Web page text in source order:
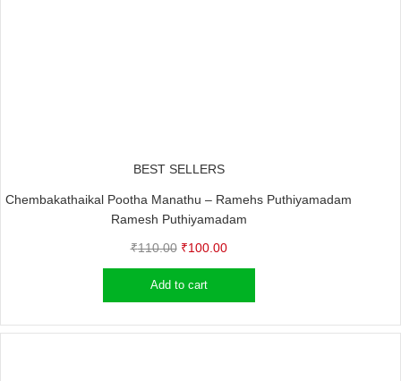
BEST SELLERS
Chembakathaikal Pootha Manathu – Ramehs Puthiyamadam
Ramesh Puthiyamadam
₹110.00 Original
price
was:
₹100.00Current
price
Add to cart